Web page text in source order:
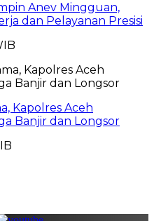
Anev Mingguan,
dan Pelayanan Presisi
Kapolres Aceh
Banjir dan Longsor